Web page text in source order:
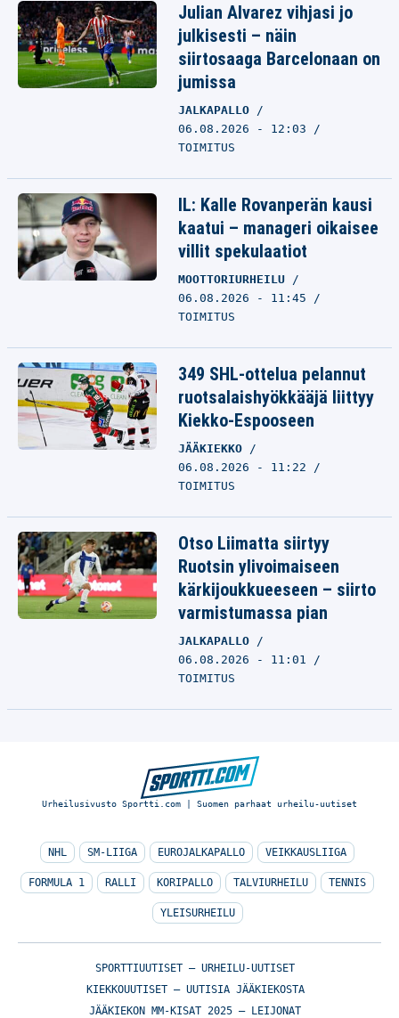
Julian Alvarez vihjasi jo
julkisesti – näin
siirtosaaga Barcelonaan on
jumissa
JALKAPALLO
06.08.2026 - 12:03
TOIMITUS
IL: Kalle Rovanperän kausi
kaatui – manageri oikaisee
villit spekulaatiot
MOOTTORIURHEILU
06.08.2026 - 11:45
TOIMITUS
349 SHL-ottelua pelannut
ruotsalaishyökkääjä liittyy
Kiekko-Espooseen
JÄÄKIEKKO
06.08.2026 - 11:22
TOIMITUS
Otso Liimatta siirtyy
Ruotsin ylivoimaiseen
kärkijoukkueeseen – siirto
varmistumassa pian
JALKAPALLO
06.08.2026 - 11:01
TOIMITUS
Urheilusivusto Sportti.com | Suomen parhaat urheilu-uutiset
NHL SM-LIIGA EUROJALKAPALLO VEIKKAUSLIIGA
FORMULA 1 RALLI KORIPALLO TALVIURHEILU TENNIS
YLEISURHEILU
SPORTTIUUTISET – URHEILU-UUTISET
KIEKKOUUTISET – UUTISIA JÄÄKIEKOSTA
JÄÄKIEKON MM-KISAT 2025 – LEIJONAT